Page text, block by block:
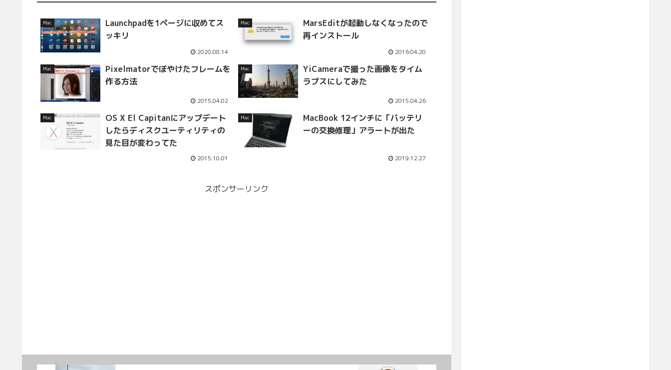
Mac
Launchpadを1ページに収めてス
ッキリ
2020.08.14
Mac
MarsEditが起動しなくなったので
再インストール
2016.04.20
Mac
Pixelmatorでぼやけたフレームを
作る方法
2015.04.02
Mac
YiCameraで撮った画像をタイム
ラプスにしてみた
2015.04.26
Mac
OS X El Capitanにアップデート
したらディスクユーティリティの
見た目が変わってた
2015.10.01
Mac
MacBook 12インチに「バッテリ
ーの交換修理」アラートが出た
2019.12.27
スポンサーリンク